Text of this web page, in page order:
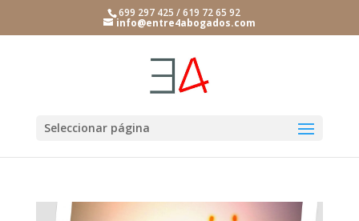
699 297 425 / 619 72 65 92
info@entre4abogados.com
Seleccionar página